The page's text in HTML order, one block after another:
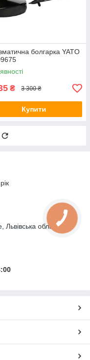
болгарка YATO
₴ 3 300 ₴
Купити
область,